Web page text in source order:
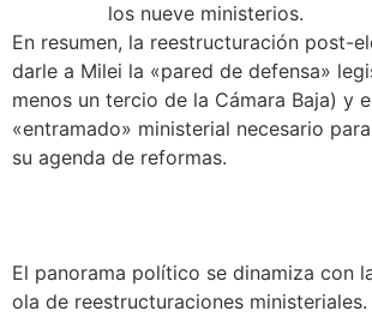
los nueve ministerios.
En resumen, la reestructuración post-
darle a Milei la «pared de defensa»
menos un tercio de la Cámara Baja) y
«entramado» ministerial necesario
su agenda de reformas.
El panorama político se dinamiza con
ola de reestructuraciones